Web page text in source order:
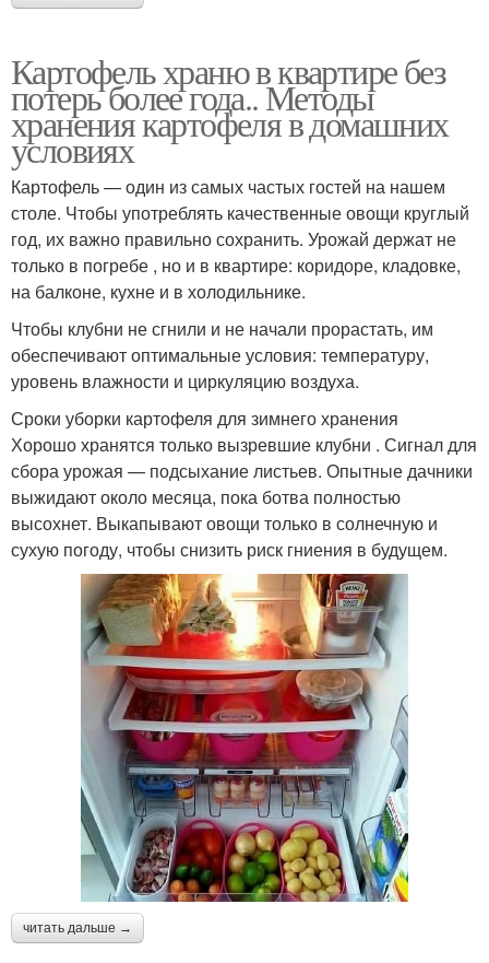
Картофель храню в квартире без
потерь более года.. Методы
хранения картофеля в домашних
условиях
Картофель — один из самых частых гостей на нашем
столе. Чтобы употреблять качественные овощи круглый
год, их важно правильно сохранить. Урожай держат не
только в погребе , но и в квартире: коридоре, кладовке,
на балконе, кухне и в холодильнике.
Чтобы клубни не сгнили и не начали прорастать, им
обеспечивают оптимальные условия: температуру,
уровень влажности и циркуляцию воздуха.
Сроки уборки картофеля для зимнего хранения
Хорошо хранятся только вызревшие клубни . Сигнал для
сбора урожая — подсыхание листьев. Опытные дачники
выжидают около месяца, пока ботва полностью
высохнет. Выкапывают овощи только в солнечную и
сухую погоду, чтобы снизить риск гниения в будущем.
читать дальше →